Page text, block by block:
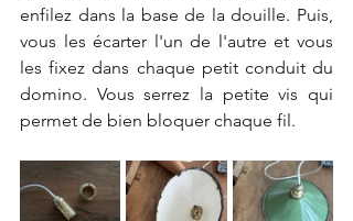
enfilez dans la base de la douille. Puis,
vous les écarter l'un de l'autre et vous
les fixez dans chaque petit conduit du
domino. Vous serrez la petite vis qui
permet de bien bloquer chaque fil.